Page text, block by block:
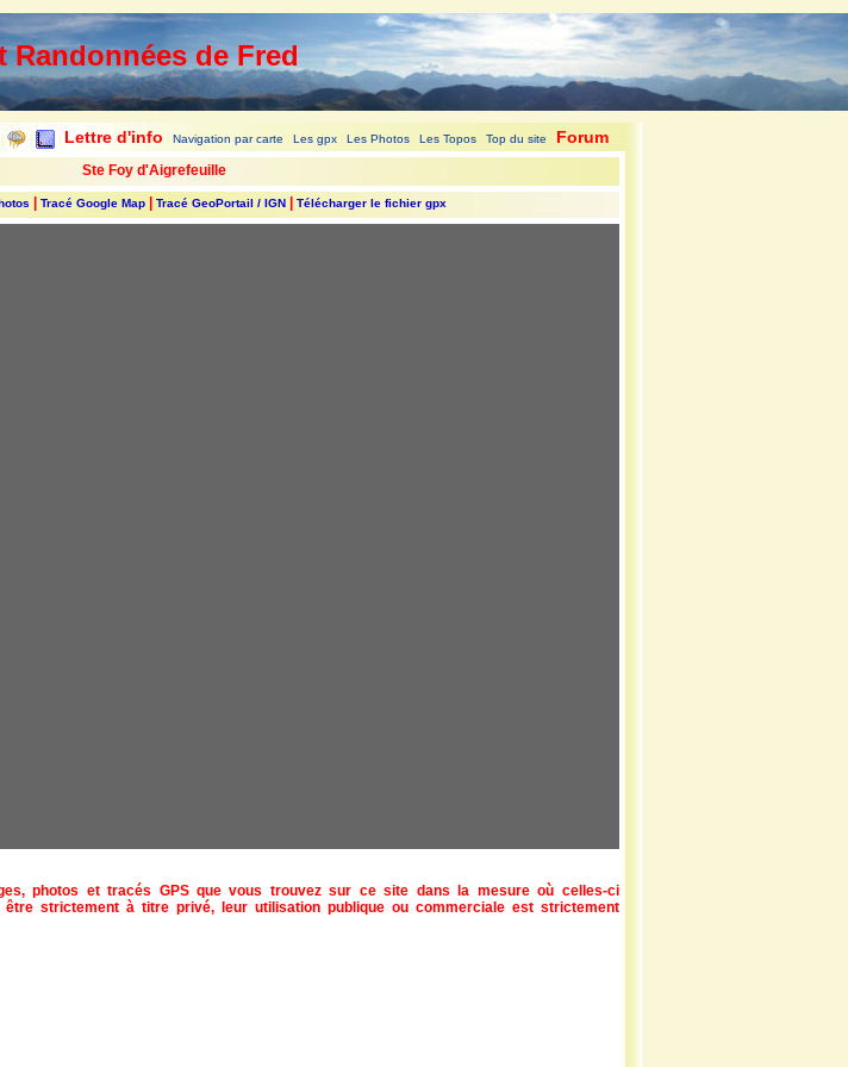
Randonnées de Fred
Lettre d'info Navigation par carte Les gpx Les Photos Les Topos Top du site Forum
Ste Foy d'Aigrefeuille
Tracé Google Map| Tracé GeoPortail / IGN| Télécharger le fichier gpx
photos et tracés GPS que vous trouvez sur ce site dans la mesure où celles-ci
être strictement à titre privé, leur utilisation publique ou commerciale est strictement